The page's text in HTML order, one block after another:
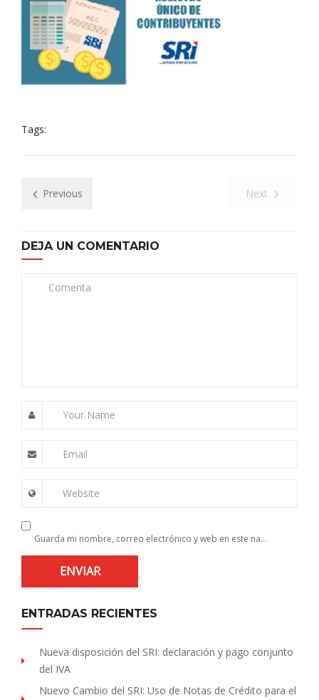
Tags:
Previous Next
DEJA UN COMENTARIO
Comenta
Your Name
Email
Website
Guarda mi nombre, correo electrónico y web en este navegador para la próxima vez que comente.
ENTRADAS RECIENTES
Nueva disposición del SRI: declaración y pago conjunto
del IVA
Nuevo Cambio del SRI: Uso de Notas de Crédito para el